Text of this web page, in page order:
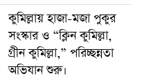
কুমিল্লায় হাজা-মজা পুকুর
সংস্কার ও “ক্লিন কুমিল্লা,
গ্রীন কুমিল্লা,” পরিচ্ছন্নতা
অভিযান শুরু।